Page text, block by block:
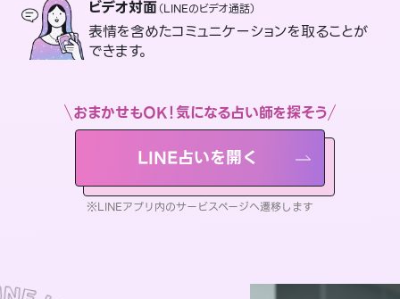
ビデオ対面（LINEのビデオ通話）
表情を含めたコミュニケーションを取ることが
できます。
おまかせもOK！気になる占い師を探そう
LINE占いを開く
※LINEアプリ内のサービスページへ遷移します